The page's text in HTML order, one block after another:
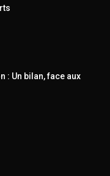
: Un bilan, face aux